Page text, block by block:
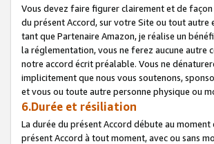
Vous devez faire figurer clairement et de
du présent Accord, sur votre Site ou tout autre
tant que Partenaire Amazon, je réalise un
la réglementation, vous ne ferez aucune autre
notre accord écrit préalable. Vous ne
implicitement que nous vous soutenons,
et vous ou toute autre personne physique ou
6.Durée et résiliation
La durée du présent Accord débute au
présent Accord à tout moment, avec ou sans